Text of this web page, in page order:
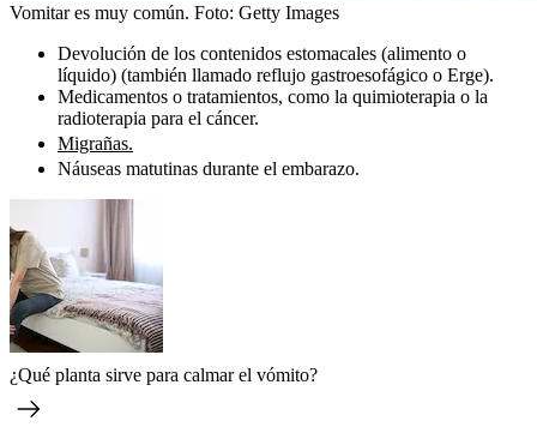
Vomitar es muy común. Foto: Getty Images
Devolución de los contenidos estomacales (alimento o
líquido) (también llamado reflujo gastroesofágico o Erge).
Medicamentos o tratamientos, como la quimioterapia o la
radioterapia para el cáncer.
Migrañas.
Náuseas matutinas durante el embarazo.
¿Qué planta sirve para calmar el vómito?